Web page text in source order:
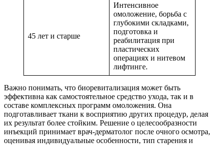
45 лет и старше
Интенсивное
омоложение, борьба с
глубокими складками,
подготовка и
реабилитация при
пластических
операциях и нитевом
лифтинге.
Важно понимать, что биоревитализация может быть
эффективна как самостоятельное средство ухода, так и в
составе комплексных программ омоложения. Она
подготавливает ткани к восприятию других процедур, делая
их результат более стойким. Решение о целесообразности
инъекций принимает врач-дерматолог после очного осмотра,
оценивая индивидуальные особенности, тип старения и